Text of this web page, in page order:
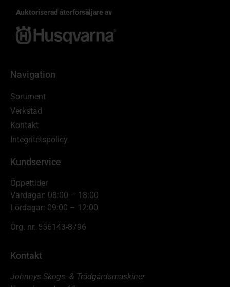
Auktoriserad återförsäljare av
Navigation
Sortiment
Verkstad
Kontakt
Integritetspolicy
Kundservice
Öppettider
Vardagar: 08:00 – 18:00
Lördagar: 09:00 – 12:00
Org. nr. 556143-8796
Kontakt
Johnnys Skogs- & Trädgårdsmaskiner